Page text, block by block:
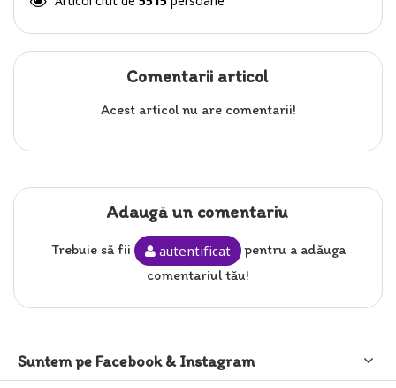
Comentarii articol
Acest articol nu are comentarii!
Adaugă un comentariu
Trebuie să fii autentificat
pentru a adăuga
comentariul tău!
Suntem pe Facebook & Instagram